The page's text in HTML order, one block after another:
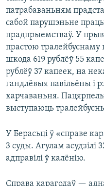
патрабаваньням
сабой парушэньне
прадпрыемстваў. У
прастою
шкода 619 рублёў 55
рублёў 37 капеек, на
гандлёвыя павільёны і
харчаваньня.
выступаюць
У Берасьці ў «справе
3 суды. Агулам асудзілі
адправілі ў калёнію.
Справа карагодаў —